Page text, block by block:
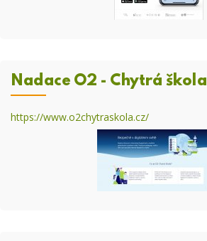
Nadace O2 - Chytrá škola
https://www.o2chytraskola.cz/